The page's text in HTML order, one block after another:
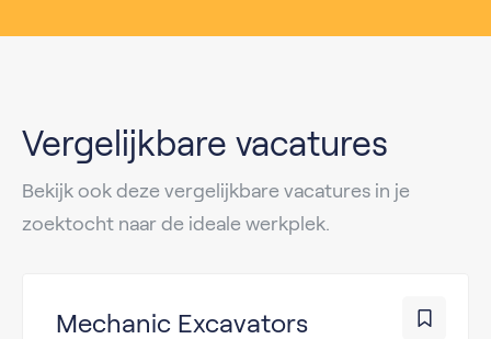
Vergelijkbare vacatures
Bekijk ook deze vergelijkbare vacatures in je
zoektocht naar de ideale werkplek.
Mechanic Excavators